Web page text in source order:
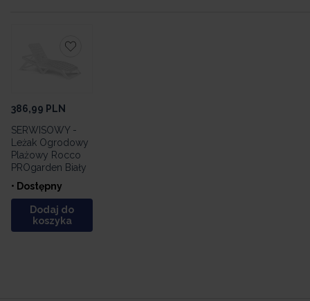
386,99 PLN
SERWISOWY -
Leżak Ogrodowy
Plażowy Rocco
PROgarden Biały
• Dostępny
Dodaj do
koszyka